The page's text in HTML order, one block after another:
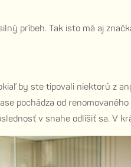
príbeh. Tak isto má aj
by ste tipovali niektorú z
pochádza od
v snahe odlíšiť sa. V